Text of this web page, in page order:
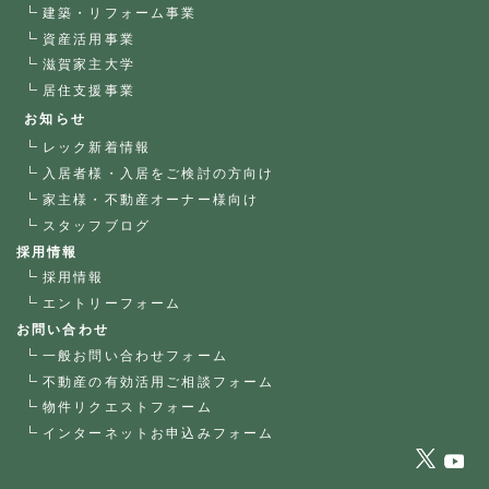
建築・リフォーム事業
資産活用事業
滋賀家主大学
居住支援事業
お知らせ
レック新着情報
入居者様・入居をご検討の方向け
家主様・不動産オーナー様向け
スタッフブログ
採用情報
採用情報
エントリーフォーム
お問い合わせ
一般お問い合わせフォーム
不動産の有効活用ご相談フォーム
物件リクエストフォーム
インターネットお申込みフォーム